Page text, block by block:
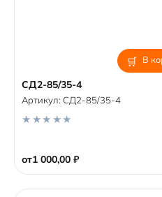
В
СД2-85/35-4
от1 000,00 ₽
Артикул: СД2-85/35-4
u
t
f